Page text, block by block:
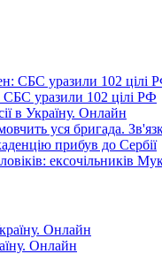
СБС уразили 102 цілі РФ
в Україну. Онлайн
уся бригада.
прибув до Сербії
ексочільників
Онлайн